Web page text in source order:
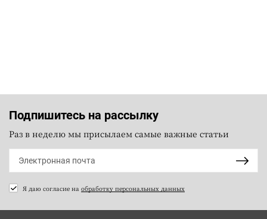
Подпишитесь на рассылку
Раз в неделю мы присылаем самые важные статьи
Я даю согласие на обработку персональных данных